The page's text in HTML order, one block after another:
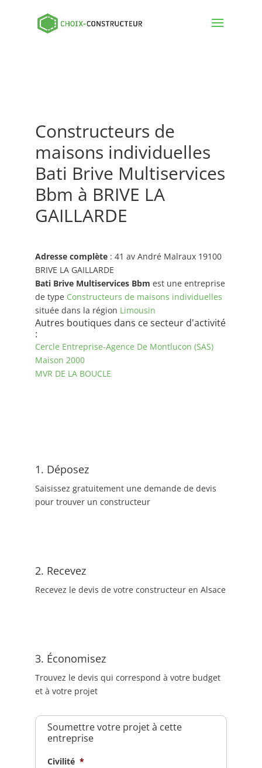
Constructeurs de
maisons individuelles
Bati Brive Multiservices
Bbm à BRIVE LA
GAILLARDE
Adresse complète: 41 av André Malraux 19100
BRIVE LA GAILLARDE
Bati Brive Multiservices Bbm est une entreprise
de type Constructeurs de maisons individuelles
située dans la région Limousin
Autres boutiques dans ce secteur d'activité
:
Cercle Entreprise-Agence De Montlucon (SAS)
Maison 2000
MVR DE LA BOUCLE
1. Déposez
Saisissez gratuitement une demande de devis
pour trouver un constructeur
2. Recevez
Recevez le devis de votre constructeur en Alsace
3. Économisez
Trouvez le devis qui correspond à votre budget
et à votre projet
Soumettre votre projet à cette
entreprise
Civilité *